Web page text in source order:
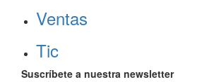
Ventas
Tic
Suscríbete a nuestra newsletter